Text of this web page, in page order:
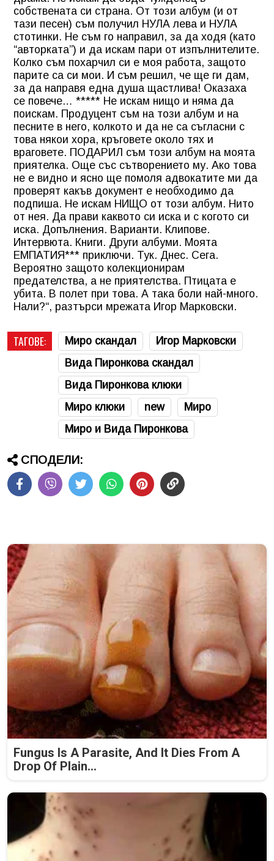
собствената си страна. От този албум (и от
тази песен) съм получил НУЛА лева и НУЛА
стотинки. Не съм го направил, за да ходя (като
“авторката”) и да искам пари от изпълнителите.
Колко съм похарчил си е моя работа, защото
парите са си мои. И съм решил, че ще ги дам,
за да направя една душа щастлива! Оказаха
се повече… ***** Не искам нищо и няма да
поискам. Продуцент съм на този албум и на
песните в него, колкото и да не са съгласни с
това някои хора, кръговете около тях и
враговете. ПОДАРИЛ съм този албум на моята
приятелка. Още със сътворението му. Ако това
не е видно и ясно ще помоля адвокатите ми да
проверят какъв документ е необходимо да
подпиша. Не искам НИЩО от този албум. Нито
от нея. Да прави каквото си иска и с когото си
иска. Допълнения. Варианти. Клипове.
Интервюта. Книги. Други албуми. Моята
ЕМПАТИЯ*** приключи. Тук. Днес. Сега.
Вероятно защото колекционирам
предателства, а не приятелства. Птицата е
убита. В полет при това. А така боли най-много.
Нали?“, разтърси мрежата Игор Марковски.
ТАГОВЕ: Миро скандал
Игор Марковски
Вида Пиронкова скандал
Вида Пиронкова клюки
Миро клюки
new
Миро
Миро и Вида Пиронкова
СПОДЕЛИ:
Fungus Is A Parasite, And It Dies From A
Drop Of Plain...